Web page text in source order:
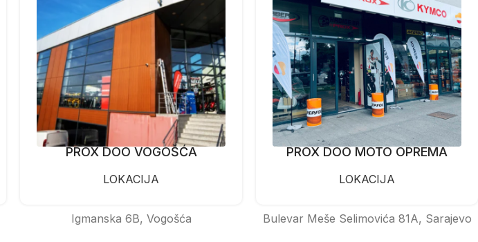
PROX DOO VOGOŠĆA
LOKACIJA
Igmanska 6B, Vogošća
PROX DOO MOTO OPREMA
LOKACIJA
Bulevar Meše Selimovića 81A, Sarajevo